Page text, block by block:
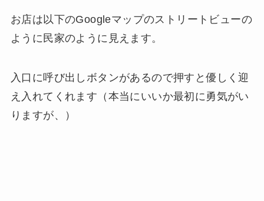
お店は以下のGoogleマップのストリートビューの
ように民家のように見えます。
入口に呼び出しボタンがあるので押すと優しく迎
え入れてくれます（本当にいいか最初に勇気がい
りますが、）